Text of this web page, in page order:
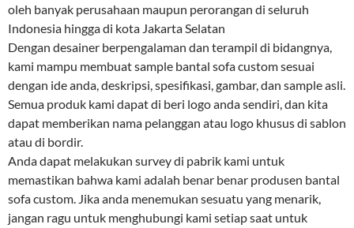
oleh banyak perusahaan maupun perorangan di seluruh
Indonesia hingga di kota Jakarta Selatan
Dengan desainer berpengalaman dan terampil di bidangnya,
kami mampu membuat sample bantal sofa custom sesuai
dengan ide anda, deskripsi, spesifikasi, gambar, dan sample asli.
Semua produk kami dapat di beri logo anda sendiri, dan kita
dapat memberikan nama pelanggan atau logo khusus di sablon
atau di bordir.
Anda dapat melakukan survey di pabrik kami untuk
memastikan bahwa kami adalah benar benar produsen bantal
sofa custom. Jika anda menemukan sesuatu yang menarik,
jangan ragu untuk menghubungi kami setiap saat untuk